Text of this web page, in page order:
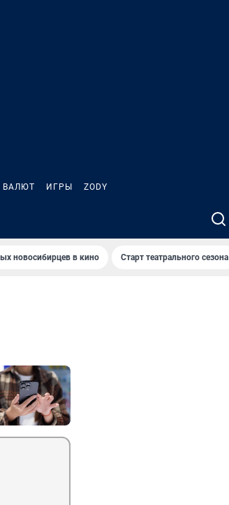
ВАЛЮТ ИГРЫ ZODY
новосибирцев в кино Старт театрального сезона